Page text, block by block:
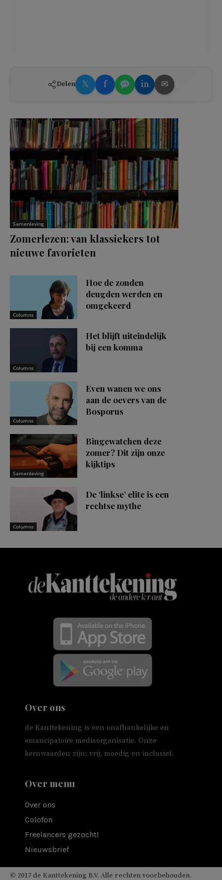
Delen 𝕏 f in ✉
Samenleving
Zomerlezen: van klassiekers tot
nieuwe favorieten
Columns
Hoe de zonden
deugden werden en
omgekeerd
Columns
Het blijft uiteindelijk
bij een komma
Columns
Even wanen we ons
aan de oevers van de
Bosporus
Samenleving
Bingewatchen deze
zomer? Dit zijn onze
kijktips
Columns
De ‘linkse’ elite is een
rechtse mythe
Over ons
de Kanttekening is een onafhankelijke en
emancipatoire mediaorganisatie. Onze
kernwaarden zijn: vrij, moedig en inclusief.
Over menu
Over ons
Colofon
Freelancers gezocht!
Nieuwsbrief
© 2017 de Kanttekening B.V. Alle rechten voorbehouden.